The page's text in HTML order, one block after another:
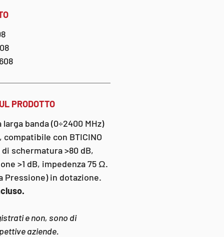
PRODOTTO
banda (0÷2400 MHz)
con BTICINO
schermatura >80 dB,
>1 dB, impedenza 75 Ω.
Pressione) in dotazione.
e non, sono di
aziende.